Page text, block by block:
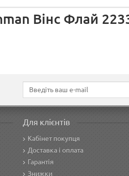
Вінс Флай
Для клієнтів
Кабінет покупця
Доставка і оплата
Гарантія
Знижки